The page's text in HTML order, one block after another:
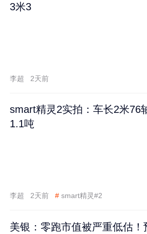
3米3
李超 2天前
smart精灵2实拍：车长2米76
1.1吨
李超 2天前 # smart精灵#2
美银：零跑市值被严重低估！